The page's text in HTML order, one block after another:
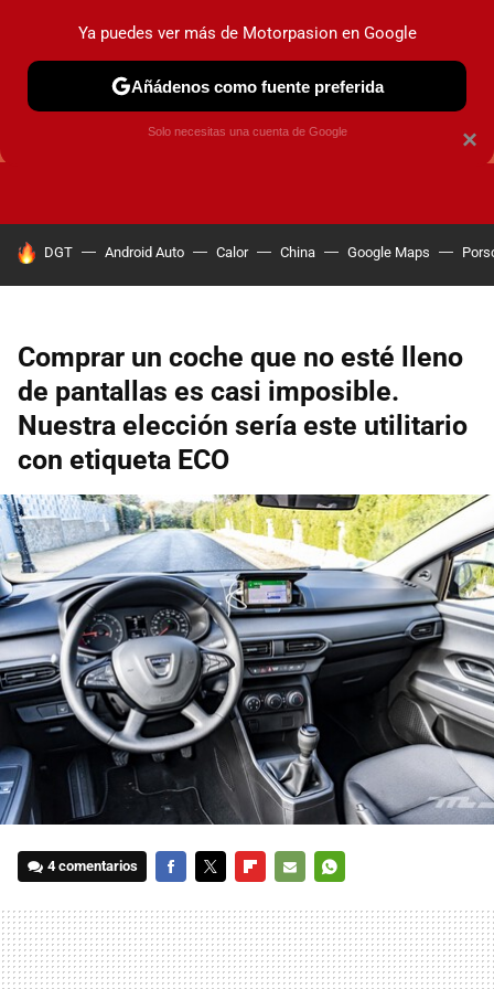
GUÍAS DE COMPRA OFERTAS DE COCHES CONSEJOS
HOY SE HABLA DE
DGT Android Auto Calor China Google Maps
Comprar un coche que no esté lleno
de pantallas es casi imposible.
Nuestra elección sería este utilitario
con etiqueta ECO
4 comentarios
MAIL
×
Ya puedes ver más de Motorpasion en Google
Añádenos como fuente preferida
Solo necesitas una cuenta de Google